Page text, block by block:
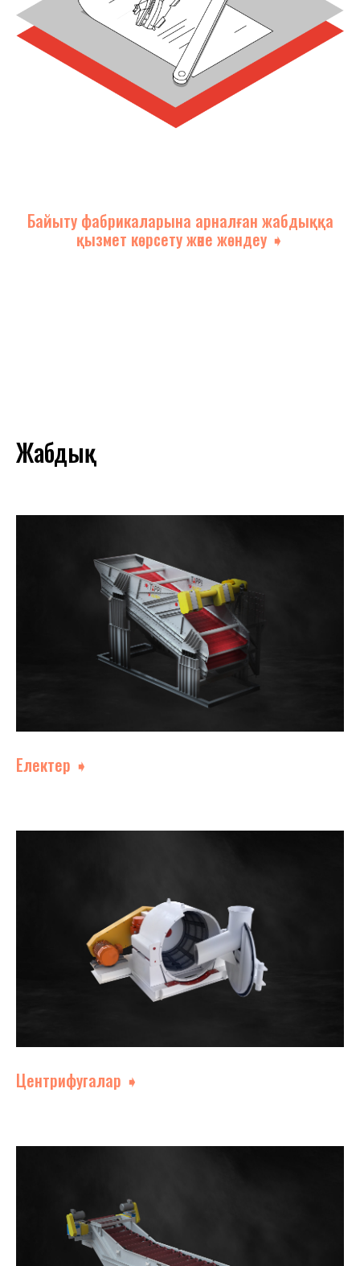
Байыту фабрикаларына арналған жабдыққа
қызмет көрсету және жөндеу ➧
Жабдық
Електер ➧
Центрифугалар ➧